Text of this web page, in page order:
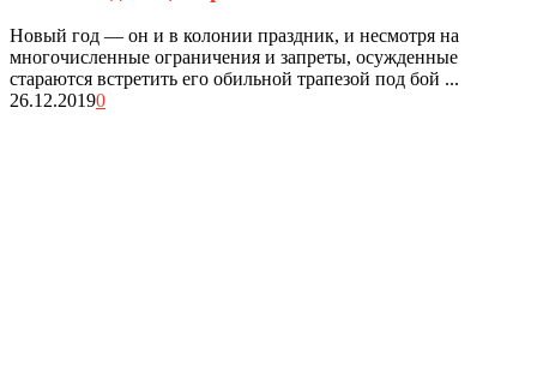
Новый год — он и в колонии праздник, и несмотря на
многочисленные ограничения и запреты, осужденные
стараются встретить его обильной трапезой под бой ...
26.12.20190